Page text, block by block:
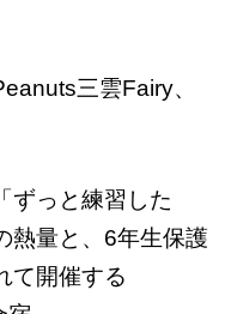
三雲Fairy、
ずっと練習した
熱量と、6年生保護
て開催する